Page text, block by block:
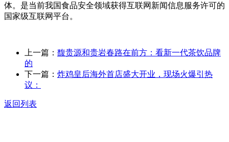
体。是当前我国食品安全领域获得互联网新闻信息服务许可的
国家级互联网平台。
上一篇： 馥贵源和贵岩春路在前方：看新一代茶饮品牌
的
下一篇： 炸鸡皇后海外首店盛大开业，现场火爆引热
议：
返回列表